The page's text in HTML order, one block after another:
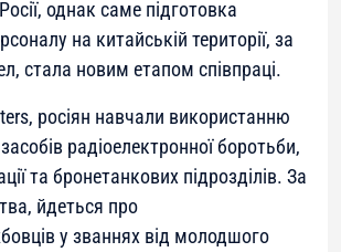
однак саме підготовка
на китайській території, за
стала новим етапом співпраці.
росіян навчали використанню
радіоелектронної боротьби,
та бронетанкових підрозділів. За
йдеться про
у званнях від молодшого